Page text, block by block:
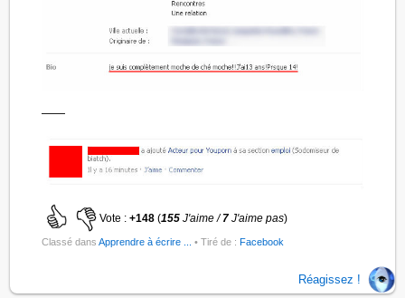
——
Vote :+148 (155J'aime /7 J'aime pas)
Classé dansApprendre à écrire ... • Tiré de :Facebook
Réagissez !